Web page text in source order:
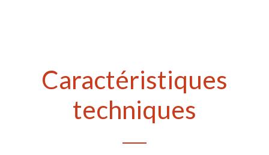
Caractéristiques
techniques